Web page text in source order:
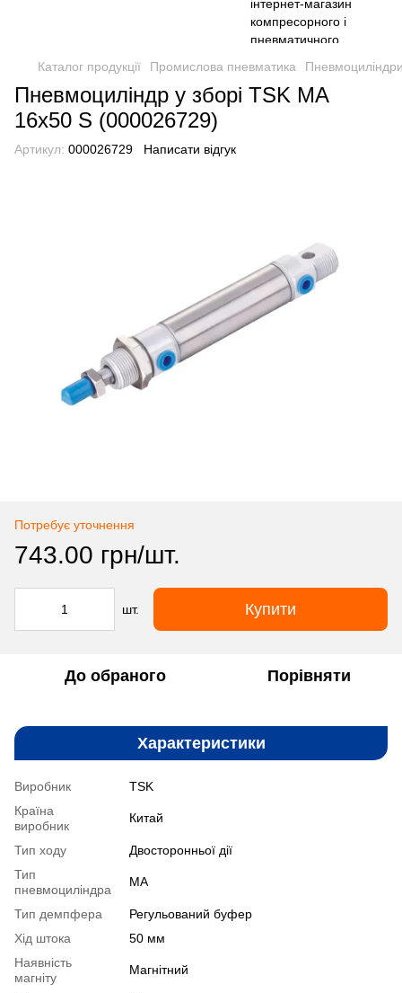
Каталог продукції Промислова пневматика
Пневмоциліндр у зборі TSK MA
16x50 S (000026729)
Артикул: 000026729 Написати відгук
Потребує уточнення
743.00 грн/шт.
шт. Купити
До обраного Порівняти
Характеристики
Виробник
TSK
Країна
виробник
Китай
Тип ходу
Двосторонньої дії
Тип
пневмоциліндра
MA
Тип демпфера
Регульований буфер
Хід штока
50 мм
Наявність
магніту
Магнітний